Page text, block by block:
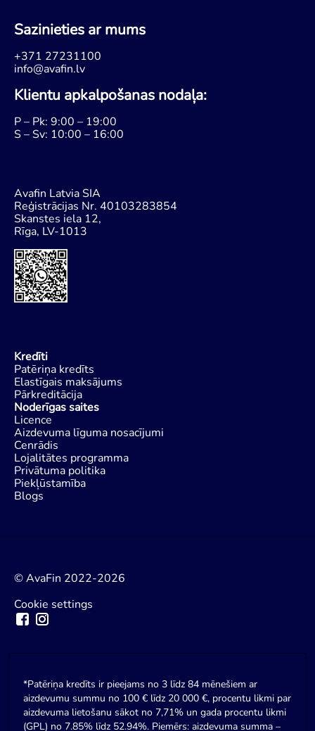
Sazinieties ar mums
+371 27231100
info@avafin.lv
Klientu apkalpošanas nodaļa:
P – Pk: 9:00 – 19:00
S – Sv: 10:00 – 16:00
Avafin Latvia SIA
Reģistrācijas Nr. 40103283854
Skanstes iela 12,
Rīga, LV-1013
Kredīti
Patēriņa kredīts
Elastīgais maksājums
Pārkreditācija
Noderīgas saites
Licence
Aizdevuma līguma nosacījumi
Cenrādis
Lojalitātes programma
Privātuma politika
Piekļūstamība
Blogs
© AvaFin 2022-2026
Cookie settings
*Patēriņa kredīts ir pieejams no 3 līdz 84 mēnešiem ar
aizdevumu summu no 100 € līdz 20 000 €, procentu likmi par
aizdevuma lietošanu sākot no 7,71% un gada procentu likmi
(GPL) no 7.85% līdz 52.94%. Piemērs: aizdevuma summa –